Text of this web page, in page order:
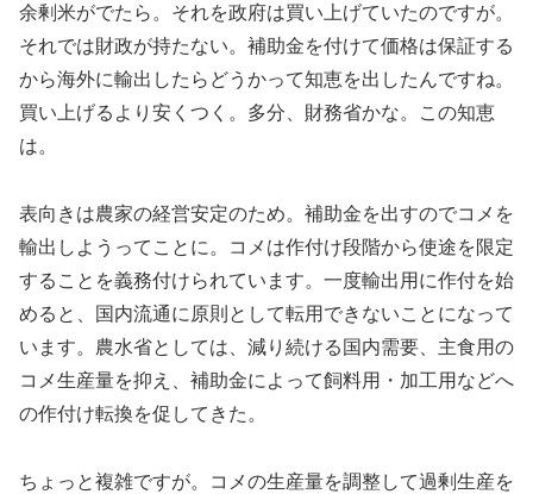
余剰米がでたら。それを政府は買い上げていたのですが。
それでは財政が持たない。補助金を付けて価格は保証する
から海外に輸出したらどうかって知恵を出したんですね。
買い上げるより安くつく。多分、財務省かな。この知恵
は。
表向きは農家の経営安定のため。補助金を出すのでコメを
輸出しようってことに。コメは作付け段階から使途を限定
することを義務付けられています。一度輸出用に作付を始
めると、国内流通に原則として転用できないことになって
います。農水省としては、減り続ける国内需要、主食用の
コメ生産量を抑え、補助金によって飼料用・加工用などへ
の作付け転換を促してきた。
ちょっと複雑ですが。コメの生産量を調整して過剰生産を